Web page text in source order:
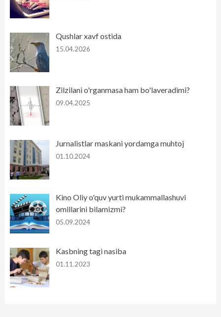
Qushlar xavf ostida
15.04.2026
Zilzilani o'rganmasa ham bo'laveradimi?
09.04.2025
Jurnalistlar maskani yordamga muhtoj
01.10.2024
Kino Oliy o'quv yurti mukammallashuvi
omillarini bilamizmi?
05.09.2024
Kasbning tagi nasiba
01.11.2023